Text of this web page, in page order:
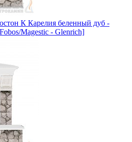
К Карелия беленный дуб -
Magestic - Glenrich]